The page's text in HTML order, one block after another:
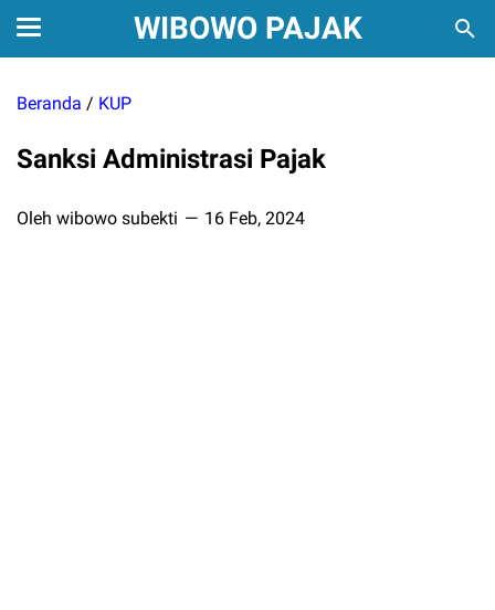
WIBOWO PAJAK
Beranda / KUP
Sanksi Administrasi Pajak
Oleh wibowo subekti 16 Feb, 2024